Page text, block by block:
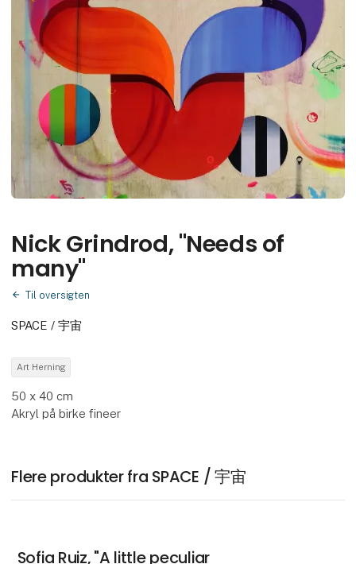
Nick Grindrod, "Needs of
many"
Til oversigten
SPACE / 宇宙
Art Herning
50 x 40 cm
Akryl på birke fineer
Flere produkter fra SPACE / 宇宙
Sofia Ruiz, "A little peculiar